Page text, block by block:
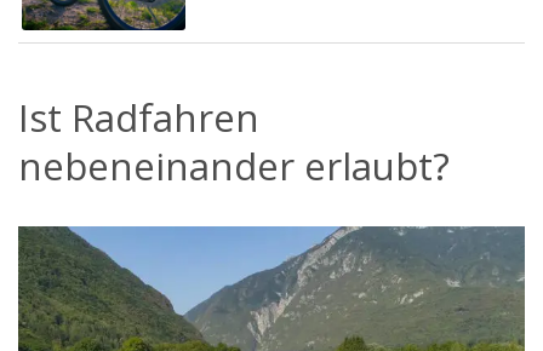
Ist Radfahren
nebeneinander erlaubt?